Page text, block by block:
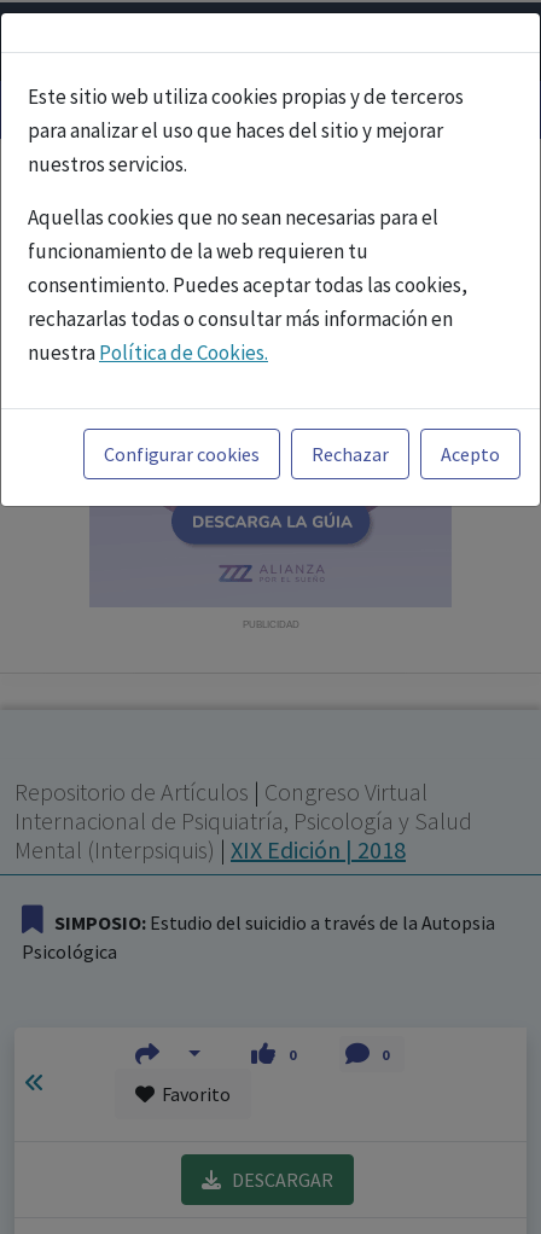
Este sitio web utiliza cookies propias y de terceros
para analizar el uso que haces del sitio y mejorar
nuestros servicios.
Aquellas cookies que no sean necesarias para el
funcionamiento de la web requieren tu
consentimiento. Puedes aceptar todas las cookies,
rechazarlas todas o consultar más información en
nuestraPolítica de Cookies.
Toda la información incluida en la Página Web está
referida a productos del mercado español y, por
tanto, dirigida a profesionales sanitarios legalmente
facultados para prescribir o dispensar medicamentos
con ejercicio profesional. La información técnica de los
fármacos se facilita a título meramente informativo,
Configurar cookies Rechazar Acepto
PUBLICIDAD
Repositorio de Artículos | Congreso Virtual
Internacional de Psiquiatría, Psicología y Salud
Mental (Interpsiquis) | XIX Edición | 2018
SIMPOSIO: Estudio del suicidio a través de la Autopsia
Psicológica
0 0
Favorito
DESCARGAR